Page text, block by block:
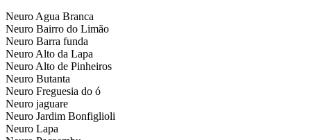
Neuro Agua Branca
Neuro Bairro do Limão
Neuro Barra funda
Neuro Alto da Lapa
Neuro Alto de Pinheiros
Neuro Butanta
Neuro Freguesia do ó
Neuro jaguare
Neuro Jardim Bonfiglioli
Neuro Lapa